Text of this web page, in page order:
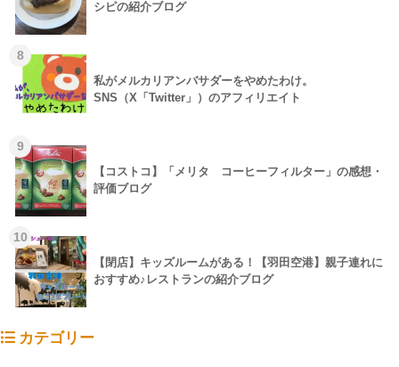
シピの紹介ブログ
8
私がメルカリアンバサダーをやめたわけ。
SNS（X「Twitter」）のアフィリエイト
9
【コストコ】「メリタ コーヒーフィルター」の感想・
評価ブログ
10
【閉店】キッズルームがある！【羽田空港】親子連れに
おすすめ♪レストランの紹介ブログ
カテゴリー